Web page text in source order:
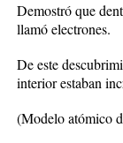
Demostró que
llamó electrones.
De este
interior estaban
(Modelo atómico